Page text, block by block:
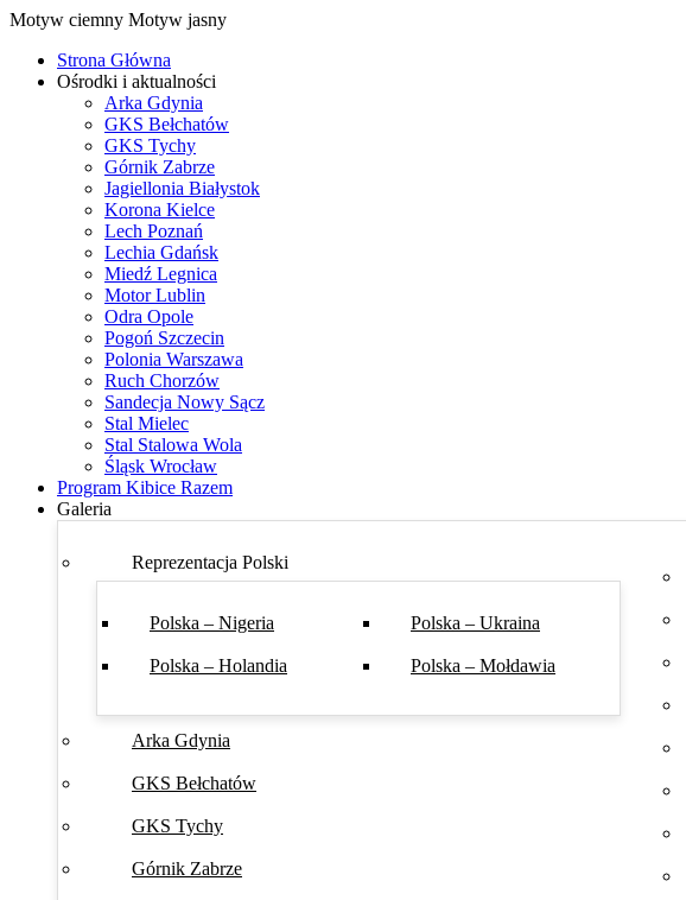
Motyw ciemny Motyw jasny
Strona Główna
Ośrodki i aktualności
Arka Gdynia
GKS Bełchatów
GKS Tychy
Górnik Zabrze
Jagiellonia Białystok
Korona Kielce
Lech Poznań
Lechia Gdańsk
Miedź Legnica
Motor Lublin
Odra Opole
Pogoń Szczecin
Polonia Warszawa
Ruch Chorzów
Sandecja Nowy Sącz
Stal Mielec
Stal Stalowa Wola
Śląsk Wrocław
Program Kibice Razem
Galeria
Reprezentacja Polski
Polska – Nigeria
Polska – Holandia
Polska – Ukraina
Polska – Mołdawia
Arka Gdynia
GKS Bełchatów
GKS Tychy
Górnik Zabrze